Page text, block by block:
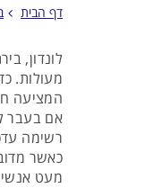
דף הבית
לונדון,
מעולות.
המציעה
אם בעבר
רשימה
כאשר
מעט